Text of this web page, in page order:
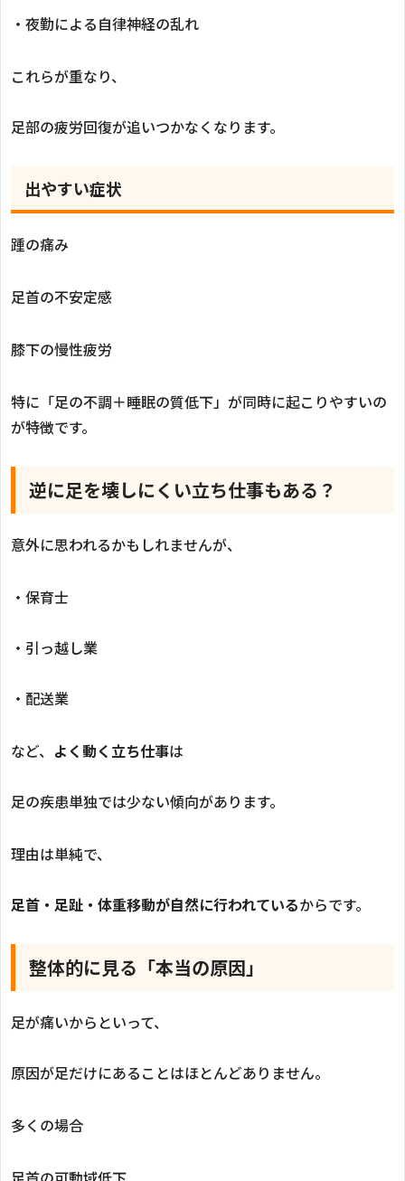
・夜勤による自律神経の乱れ
これらが重なり、
足部の疲労回復が追いつかなくなります。
出やすい症状
踵の痛み
足首の不安定感
膝下の慢性疲労
特に「足の不調＋睡眠の質低下」が同時に起こりやすいの
が特徴です。
逆に足を壊しにくい立ち仕事もある？
意外に思われるかもしれませんが、
・保育士
・引っ越し業
・配送業
など、 よく動く立ち仕事は
足の疾患単独では少ない傾向があります。
理由は単純で、
足首・足趾・体重移動が自然に行われているからです。
整体的に見る「本当の原因」
足が痛いからといって、
原因が足だけにあることはほとんどありません。
多くの場合